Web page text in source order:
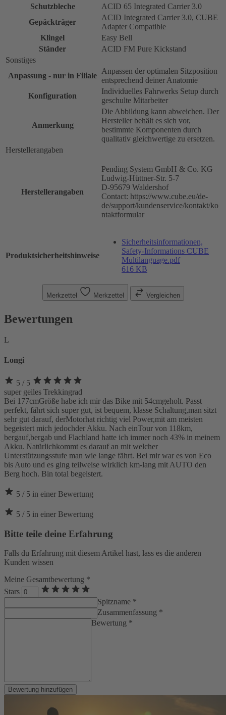
Schutzbleche
ACID 65 Integrated Carrier 3.0
Gepäckträger
ACID Integrated Carrier 3.0, CUBE
Adapter Compatible
Klingel
Easy Bell
Ständer
ACID FM Pure Kickstand
Sonstiges
Anpassung - nur in Filiale
Anpassen der optimalen Sitzposition
entsprechend deiner Anatomie
Konfiguration
Individuelles Fahrwerks Setup durch
geschulte Mitarbeiter
Anmerkung
Die Abbildung kann abweichen. Der
Hersteller behält es sich vor,
bestimmte Komponenten durch
qualitativ gleichwertige zu ersetzen.
Herstellerangaben
Herstellerangaben
Pending System GmbH & Co. KG
Ludwig-Hüttner-Str. 5-7
D-95679 Waldershof
Contact: https://www.cube.eu/de-
de/support/kundenservice/kontakt/ko
ntaktformular
Produktsicherheitshinweise
Sicherheitsinformationen,
Safety-Informations CUBE
Multilanguage.pdf
616 KB
Merkzettel Merkzettel Vergleichen
Bewertungen
L
Longi
5 / 5
super geiles Trekkingrad
Bei 177cmGröße habe ich mir das Bike mit 54cmgeholt. Passt
perfekt, fährt sich super gut, ist bequem, klasse Schaltung,man sitzt
sehr gut darauf, derMotorhat richtig viel Power,mit am meisten
begeistert mich jedochder Akku. Nach einTour von 118km,
bergauf,bergab und Flachland hatte ich immer noch 43% in meinem
Akku. Natürlichkommt es darauf an mit welcher
Unterstützungsstufe man wie lange fährt. Bei mir war es von Eco
bis Auto und es ging teilweise wirklich km-lang mit AUTO den
Berg hoch. Bin total begeistert.
5 / 5 in einer Bewertung
5 / 5 in einer Bewertung
Bitte teile deine Erfahrung
Falls du Erfahrung mit diesem Artikel hast, lass es die anderen
Kunden wissen
Meine Gesamtbewertung *
Stars
Spitzname *
Zusammenfassung *
Bewertung *
Bewertung hinzufügen